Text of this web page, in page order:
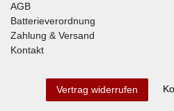
AGB
Batterieverordnung
Zahlung & Versand
Kontakt
Vertrag widerrufen